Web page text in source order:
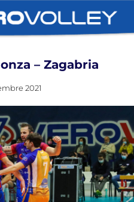
– Zagabria
2021